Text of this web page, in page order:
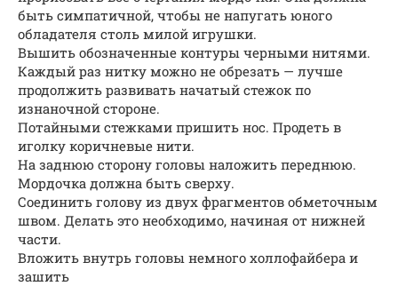
быть симпатичной, чтобы не напугать юного
обладателя столь милой игрушки.
Вышить обозначенные контуры черными нитями.
Каждый раз нитку можно не обрезать — лучше
продолжить развивать начатый стежок по
изнаночной стороне.
Потайными стежками пришить нос. Продеть в
иголку коричневые нити.
На заднюю сторону головы наложить переднюю.
Мордочка должна быть сверху.
Соединить голову из двух фрагментов обметочным
швом. Делать это необходимо, начиная от нижней
части.
Вложить внутрь головы немного холлофайбера и
зашить